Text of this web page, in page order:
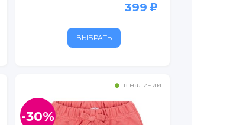
399
ВЫБРАТЬ
в наличии
-30%